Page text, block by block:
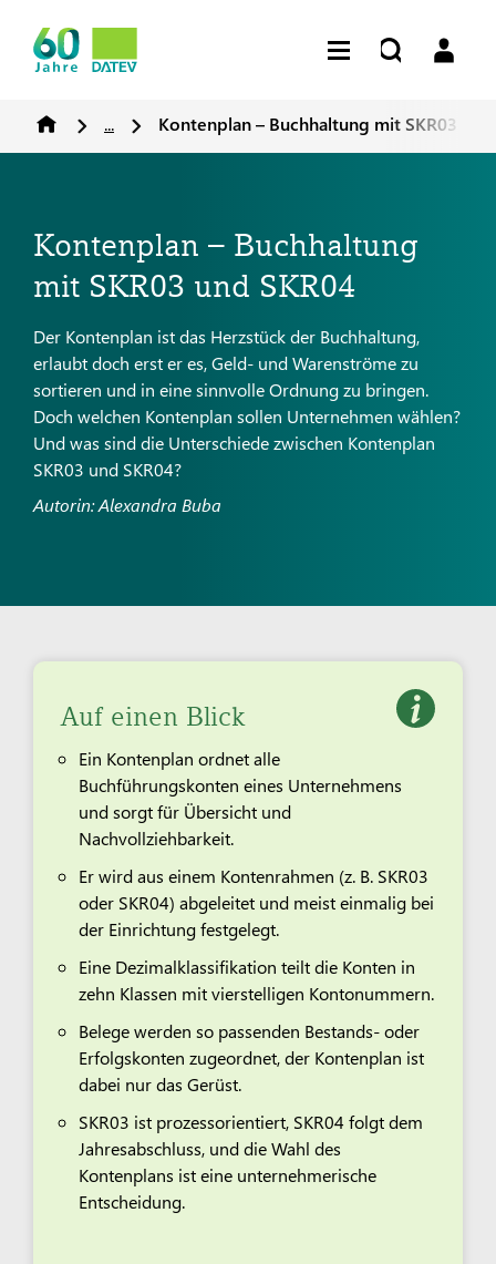
... Kontenplan – Buchhaltung mit SKR03 und
Kontenplan – Buchhaltung
mit SKR03 und SKR04
Der Kontenplan ist das Herzstück der Buchhaltung,
erlaubt doch erst er es, Geld- und Warenströme zu
sortieren und in eine sinnvolle Ordnung zu bringen.
Doch welchen Kontenplan sollen Unternehmen wählen?
Und was sind die Unterschiede zwischen Kontenplan
SKR03 und SKR04?
Autorin: Alexandra Buba
Auf einen Blick
Ein Kontenplan ordnet alle
Buchführungskonten eines Unternehmens
und sorgt für Übersicht und
Nachvollziehbarkeit.
Er wird aus einem Kontenrahmen (z. B. SKR03
oder SKR04) abgeleitet und meist einmalig bei
der Einrichtung festgelegt.
Eine Dezimalklassifikation teilt die Konten in
zehn Klassen mit vierstelligen Kontonummern.
Belege werden so passenden Bestands- oder
Erfolgskonten zugeordnet, der Kontenplan ist
dabei nur das Gerüst.
SKR03 ist prozessorientiert, SKR04 folgt dem
Jahresabschluss, und die Wahl des
Kontenplans ist eine unternehmerische
Entscheidung.